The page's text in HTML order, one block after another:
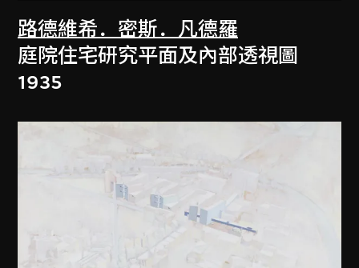
路德維希．密斯．凡德羅
庭院住宅研究平面及內部透視圖
1935